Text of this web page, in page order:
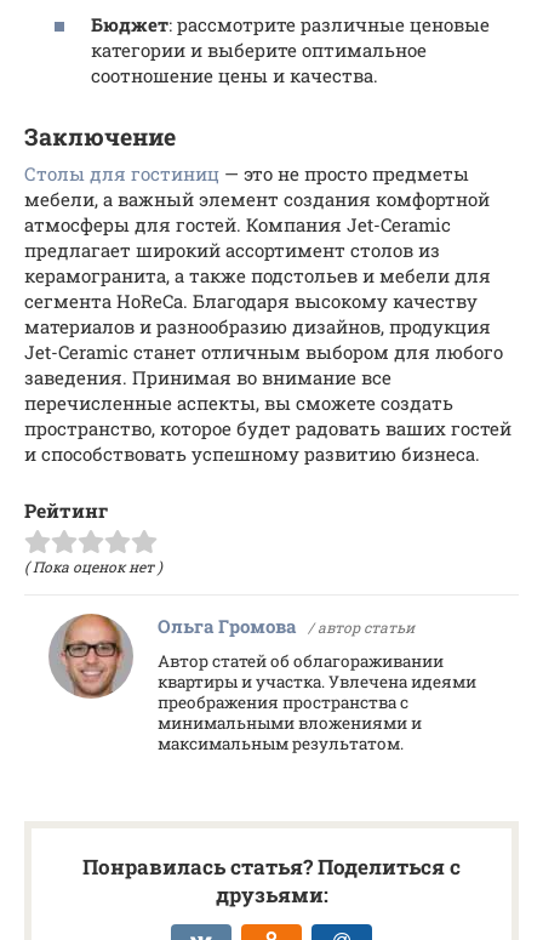
Бюджет: рассмотрите различные ценовые
категории и выберите оптимальное
соотношение цены и качества.
Заключение
Столы для гостиниц — это не просто предметы
мебели, а важный элемент создания комфортной
атмосферы для гостей. Компания Jet-Ceramic
предлагает широкий ассортимент столов из
керамогранита, а также подстольев и мебели для
сегмента HoReCa. Благодаря высокому качеству
материалов и разнообразию дизайнов, продукция
Jet-Ceramic станет отличным выбором для любого
заведения. Принимая во внимание все
перечисленные аспекты, вы сможете создать
пространство, которое будет радовать ваших гостей
и способствовать успешному развитию бизнеса.
Рейтинг
( Пока оценок нет )
Ольга Громова / автор статьи
Автор статей об облагораживании
квартиры и участка. Увлечена идеями
преображения пространства с
минимальными вложениями и
максимальным результатом.
Понравилась статья? Поделиться с
друзьями: